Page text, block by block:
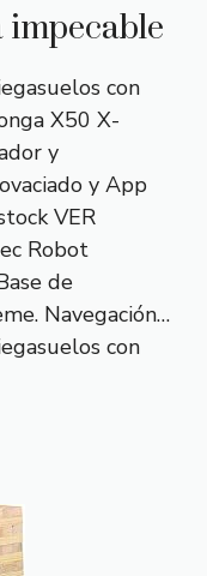
con
X50 X-
y
y App
VER
Robot
de
Navegación…
con